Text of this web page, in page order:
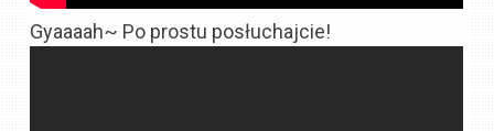
Gyaaaah~ Po prostu posłuchajcie!